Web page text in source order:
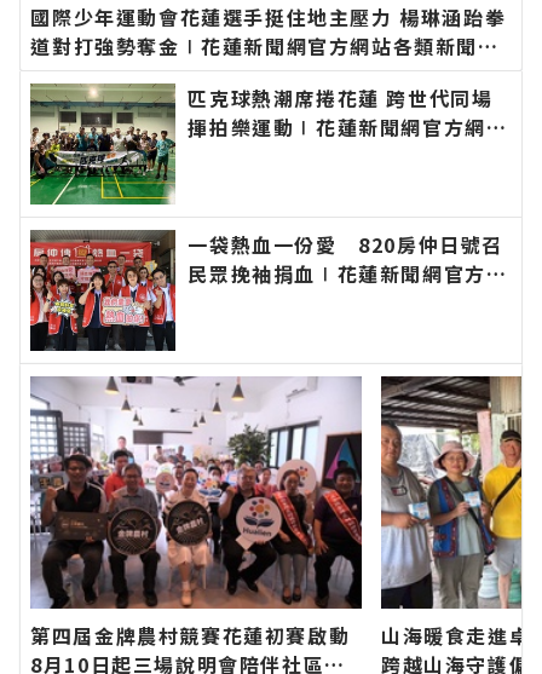
國際少年運動會花蓮選手挺住地主壓力 楊琳涵跆拳
道對打強勢奪金∣花蓮新聞網官方網站各類新聞－
最快速的今日新聞報導 最新的在地資訊！
匹克球熱潮席捲花蓮 跨世代同場
揮拍樂運動∣花蓮新聞網官方網站
一袋熱血一份愛 820房仲日號召
民眾挽袖捐血∣花蓮新聞網官方網
第四屆金牌農村競賽花蓮初賽啟動
8月10日起三場說明會陪伴社區展
山海暖食走進
跨越山海守護